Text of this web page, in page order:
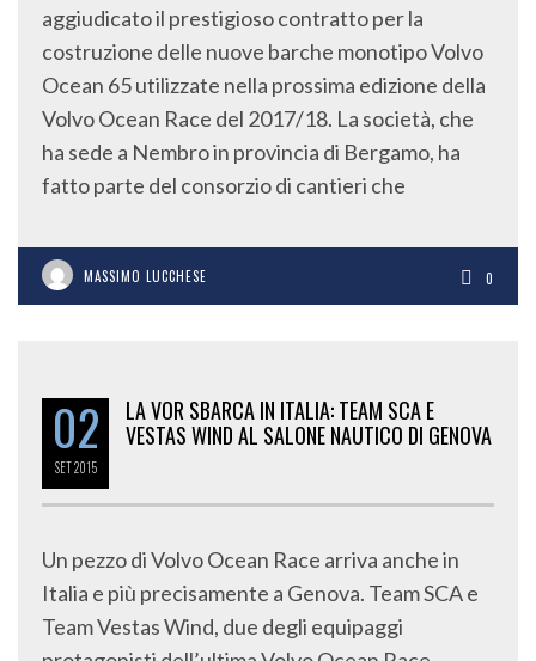
aggiudicato il prestigioso contratto per la
costruzione delle nuove barche monotipo Volvo
Ocean 65 utilizzate nella prossima edizione della
Volvo Ocean Race del 2017/18. La società, che
ha sede a Nembro in provincia di Bergamo, ha
fatto parte del consorzio di cantieri che
MASSIMO LUCCHESE 0
02
SET2015
LA VOR SBARCA IN ITALIA: TEAM SCA E
VESTAS WIND AL SALONE NAUTICO DI GENOVA
Un pezzo di Volvo Ocean Race arriva anche in
Italia e più precisamente a Genova. Team SCA e
Team Vestas Wind, due degli equipaggi